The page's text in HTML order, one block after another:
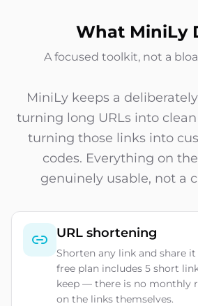
What MiniLy
A focused toolkit, not a
MiniLy keeps a
turning long URLs into
turning those links into
codes. Everything on
genuinely usable, not a
URL shortening
Shorten any link and share it
free plan includes 5 short
keep — there is no monthly
on the links themselves.